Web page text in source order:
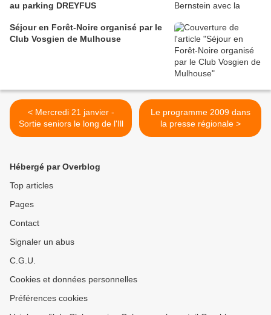
au parking DREYFUS
Séjour en Forêt-Noire organisé par le
Club Vosgien de Mulhouse
< Mercredi 21 janvier -
Sortie seniors le long de l'Ill
Le programme 2009 dans
la presse régionale >
Hébergé par Overblog
Top articles
Pages
Contact
Signaler un abus
C.G.U.
Cookies et données personnelles
Préférences cookies